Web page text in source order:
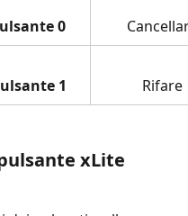
0
1 Rifare
xLite